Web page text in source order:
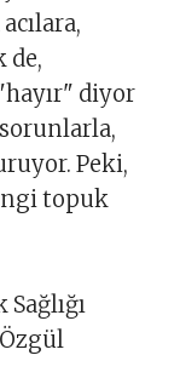
de,
diyor
Peki,
topuk